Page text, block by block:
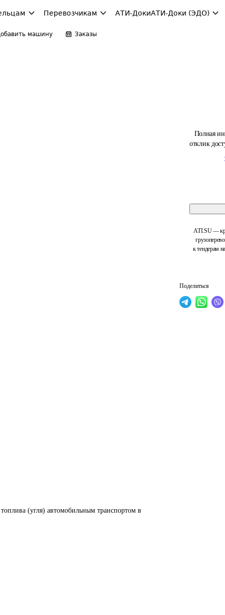
Перевозчикам АТИ-ДокиАТИ-Доки (ЭДО)
машину Заказы
Полная
отклик
ATI.SU —
к тендерам
Поделиться
(угля) автомобильным транспортом в